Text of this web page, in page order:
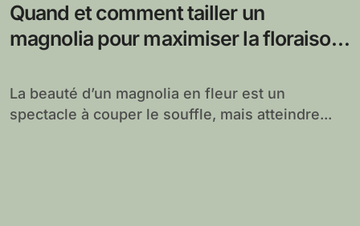
Quand et comment tailler un
magnolia pour maximiser la floraison
La beauté d’un magnolia en fleur est un
spectacle à couper le souffle, mais atteindre...